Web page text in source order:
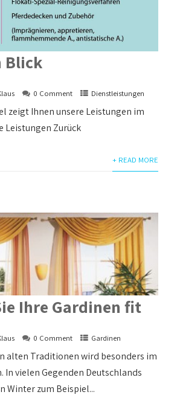
Blick
0 Comment Dienstleistungen
zeigt Ihnen unsere Leistungen im
Leistungen Zurück
+ READ MORE
Ihre Gardinen fit
0 Comment Gardinen
alten Traditionen wird besonders im
In vielen Gegenden Deutschlands
Winter zum Beispiel...